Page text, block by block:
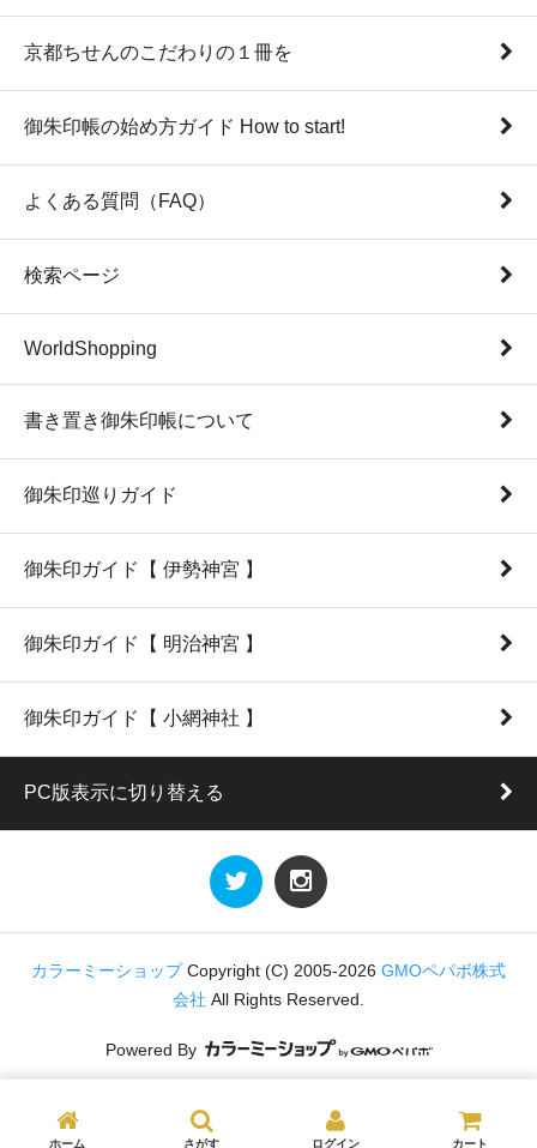
京都ちせんのこだわりの１冊を
御朱印帳の始め方ガイド How to start!
よくある質問（FAQ）
検索ページ
WorldShopping
書き置き御朱印帳について
御朱印巡りガイド
御朱印ガイド【 伊勢神宮 】
御朱印ガイド【 明治神宮 】
御朱印ガイド【 小網神社 】
PC版表示に切り替える
カラーミーショップ Copyright (C) 2005-2026 GMOペパボ株式
会社 All Rights Reserved.
Powered By
ホーム さがす ログイン カート